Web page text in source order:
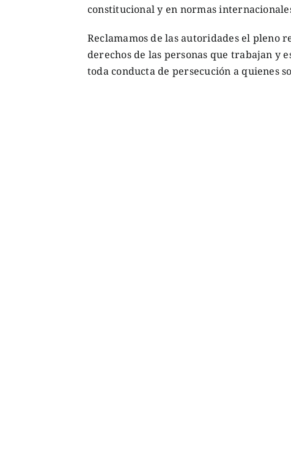
constitucional y en normas
Reclamamos de las autoridades el pleno
derechos de las personas que trabajan y
toda conducta de persecución a quienes